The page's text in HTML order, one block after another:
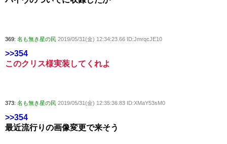
369: 名も無き星の民 2019/05/31(金) 12:34:23.66 ID:JmrqcJE10
>>354
このクリス様実装してくれよ
373: 名も無き星の民 2019/05/31(金) 12:35:36.83 ID:XMaY53sM0
>>354
最近流行りの画像変更で来そう